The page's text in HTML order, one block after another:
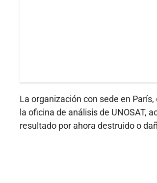
La organización con sede en
la oficina de análisis de UNOSAT,
resultado por ahora destruido o